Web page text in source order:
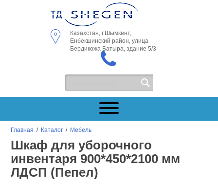
Казахстан, г.Шымкент,
Енбекшинский район, улица
Бердикожа Батыра, здание 5/3
Главная / Каталог / Мебель
Шкаф для уборочного
инвентаря 900*450*2100 мм
ЛДСП (Пепел)